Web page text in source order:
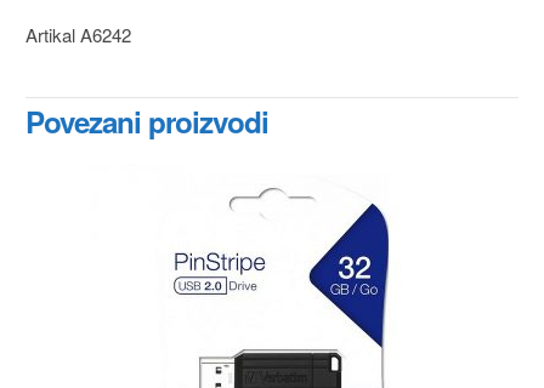
Artikal A6242
Povezani proizvodi